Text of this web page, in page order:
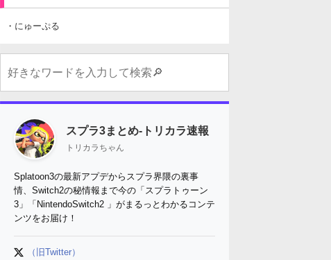
・にゅーぷる
スプラ3まとめ-トリカラ速報
トリカラちゃん
Splatoon3の最新アプデからスプラ界隈の裏事
情、Switch2の秘情報まで今の「スプラトゥーン
3」「NintendoSwitch2 」がまるっとわかるコンテ
ンツをお届け！
（旧Twitter）